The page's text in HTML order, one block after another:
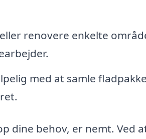
renovere enkelte
med at samle
dine behov, er nemt. Ved